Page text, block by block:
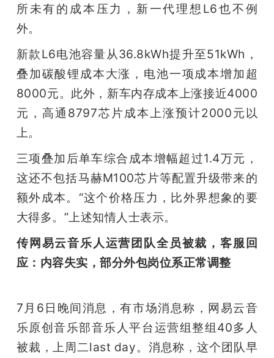
所未有的成本压力，新一代理想L6也不例
外。
新款L6电池容量从36.8kWh提升至51kWh，
叠加碳酸锂成本大涨，电池一项成本增加超
8000元。此外，新车内存成本上涨接近4000
元，高通8797芯片成本上涨预计2000元以
上。
三项叠加后单车综合成本增幅超过1.4万元，
这还不包括马赫M100芯片等配置升级带来的
额外成本。“这个价格压力，比外界想象的要
大得多。”上述知情人士表示。
传网易云音乐人运营团队全员被裁，客服回
应：内容失实，部分外包岗位系正常调整
7月6日晚间消息，有市场消息称，网易云音
乐原创音乐部音乐人平台运营组整组40多人
被裁，上周二last day。消息称，这个团队早